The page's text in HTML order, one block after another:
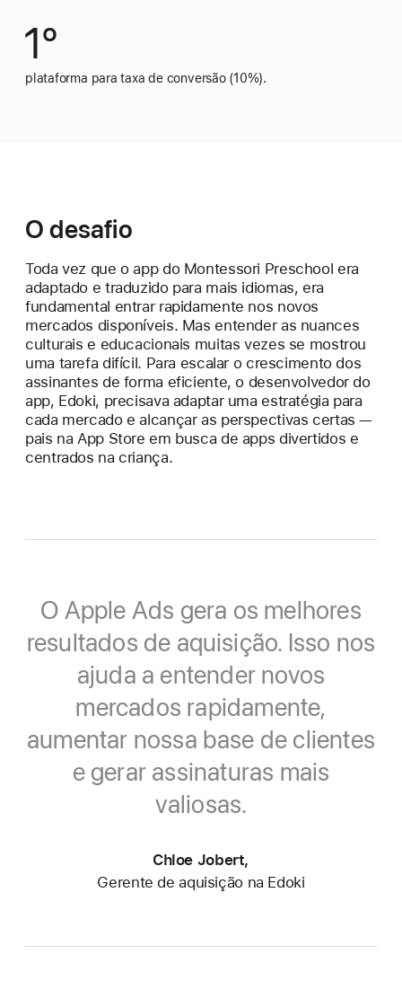
1º
plataforma para taxa de conversão (10%).
O desafio
Toda vez que o app do Montessori Preschool era
adaptado e traduzido para mais idiomas, era
fundamental entrar rapidamente nos novos
mercados disponíveis. Mas entender as nuances
culturais e educacionais muitas vezes se mostrou
uma tarefa difícil. Para escalar o crescimento dos
assinantes de forma eficiente, o desenvolvedor do
app, Edoki, precisava adaptar uma estratégia para
cada mercado e alcançar as perspectivas certas —
pais na App Store em busca de apps divertidos e
centrados na criança.
O Apple Ads gera os melhores
resultados de aquisição. Isso nos
ajuda a entender novos
mercados rapidamente,
aumentar nossa base de clientes
e gerar assinaturas mais
valiosas.
Chloe Jobert,
Gerente de aquisição na Edoki